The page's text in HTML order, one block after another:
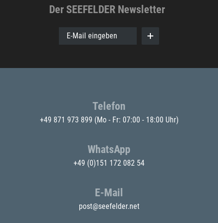
Der SEEFELDER Newsletter
E-Mail eingeben
Telefon
+49 871 973 899 (Mo - Fr: 07:00 - 18:00 Uhr)
WhatsApp
+49 (0)151 172 082 54
E-Mail
post@seefelder.net